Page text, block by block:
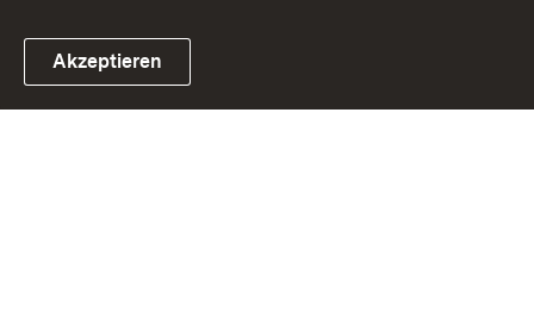
Link zum Landesportal
Akzeptieren